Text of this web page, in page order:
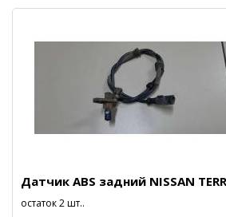
Датчик ABS задний NISSAN
остаток 2 шт..